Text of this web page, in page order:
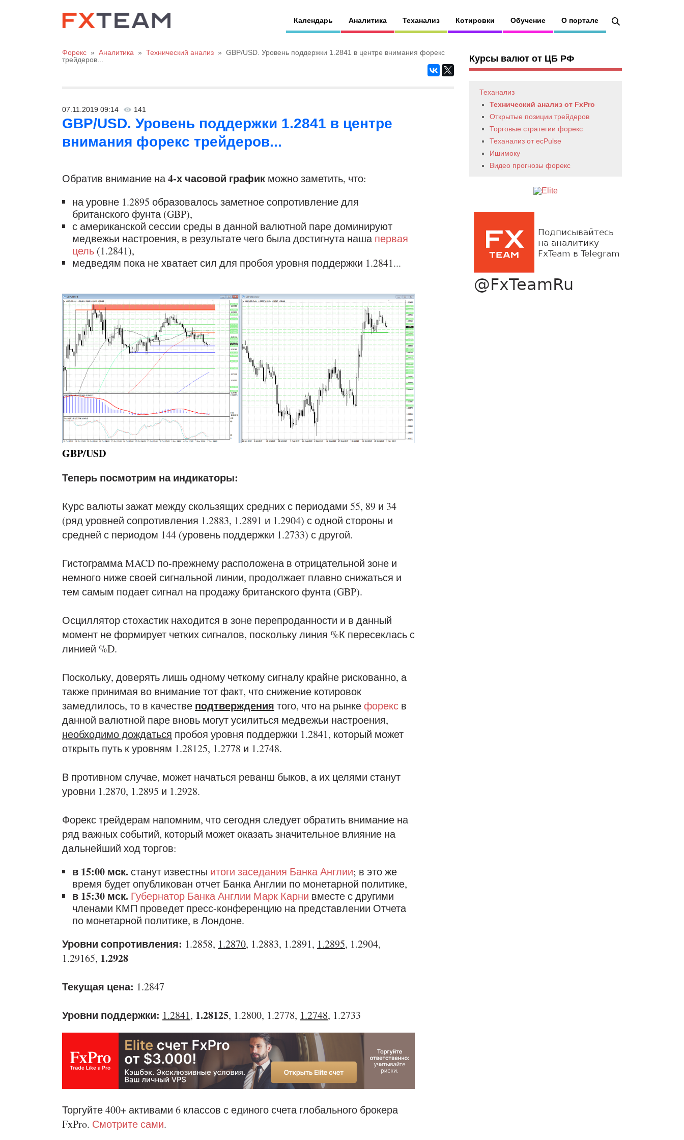
Календарь Аналитика Теханализ Котировки Обучение О портале
Форекс » Аналитика » Технический анализ » GBP/USD. Уровень поддержки 1.2841 в центре внимания форекс
трейдеров...
07.11.2019 09:14 141
GBP/USD. Уровень поддержки 1.2841 в центре
внимания форекс трейдеров...
Обратив внимание на4-х часовой график можно заметить, что:
на уровне 1.2895 образовалось заметное сопротивление для
британского фунта (GBP),
с американской сессии среды в данной валютной паре доминируют
медвежьи настроения, в результате чего была достигнута наша первая
цель (1.2841),
медведям пока не хватает сил для пробоя уровня поддержки 1.2841...
GBP/USD
Теперь посмотрим на индикаторы:
Курс валюты зажат между скользящих средних с периодами 55, 89 и 34
(ряд уровней сопротивления 1.2883, 1.2891 и 1.2904) с одной стороны и
средней с периодом 144 (уровень поддержки 1.2733) с другой.
Гистограмма MACD по-прежнему расположена в отрицательной зоне и
немного ниже своей сигнальной линии, продолжает плавно снижаться и
тем самым подает сигнал на продажу британского фунта (GBP).
Осциллятор стохастик находится в зоне перепроданности и в данный
момент не формирует четких сигналов, поскольку линия %К пересеклась с
линией %D.
Поскольку, доверять лишь одному четкому сигналу крайне рискованно, а
также принимая во внимание тот факт, что снижение котировок
замедлилось, то в качестве подтверждения того, что на рынкефорекс в
данной валютной паре вновь могут усилиться медвежьи настроения,
необходимо дождаться пробоя уровня поддержки 1.2841, который может
открыть путь к уровням 1.28125, 1.2778 и 1.2748.
В противном случае, может начаться реванш быков, а их целями станут
уровни 1.2870, 1.2895 и 1.2928.
Форекс трейдерам напомним, что сегодня следует обратить внимание на
ряд важных событий, который может оказать значительное влияние на
дальнейший ход торгов:
в 15:00 мск. станут известны итоги заседания Банка Англии; в это же
время будет опубликован отчет Банка Англии по монетарной политике,
в 15:30 мск. Губернатор Банка Англии Марк Карни вместе с другими
членами КМП проведет пресс-конференцию на представлении Отчета
по монетарной политике, в Лондоне.
Уровни сопротивления: 1.2858, 1.2870, 1.2883, 1.2891, 1.2895, 1.2904,
1.29165, 1.2928
Текущая цена: 1.2847
Уровни поддержки: 1.2841, 1.28125, 1.2800, 1.2778, 1.2748, 1.2733
Торгуйте 400+ активами 6 классов с единого счета глобального брокера
FxPro. Смотрите сами.
Курсы валют от ЦБ РФ
Теханализ
Технический анализ от FxPro
Открытые позиции трейдеров
Торговые стратегии форекс
Теханализ от ecPulse
Ишимоку
Видео прогнозы форекс